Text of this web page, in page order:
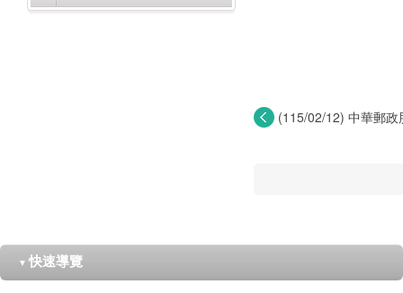
(115/02/12) 中華郵
▼ 快速導覽